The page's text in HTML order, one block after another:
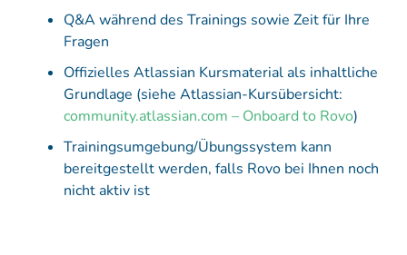
Q&A während des Trainings sowie Zeit für Ihre
Fragen
Offizielles Atlassian Kursmaterial als inhaltliche
Grundlage (siehe Atlassian-Kursübersicht:
community.atlassian.com – Onboard to Rovo)
Trainingsumgebung/Übungssystem kann
bereitgestellt werden, falls Rovo bei Ihnen noch
nicht aktiv ist